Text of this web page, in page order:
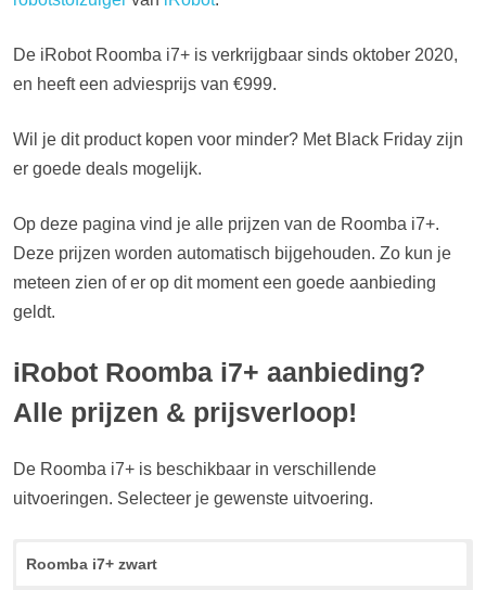
De iRobot Roomba i7+ is verkrijgbaar sinds oktober 2020,
en heeft een adviesprijs van €999.
Wil je dit product kopen voor minder? Met Black Friday zijn
er goede deals mogelijk.
Op deze pagina vind je alle prijzen van de Roomba i7+.
Deze prijzen worden automatisch bijgehouden. Zo kun je
meteen zien of er op dit moment een goede aanbieding
geldt.
iRobot Roomba i7+ aanbieding?
Alle prijzen & prijsverloop!
De Roomba i7+ is beschikbaar in verschillende
uitvoeringen. Selecteer je gewenste uitvoering.
Roomba i7+ zwart